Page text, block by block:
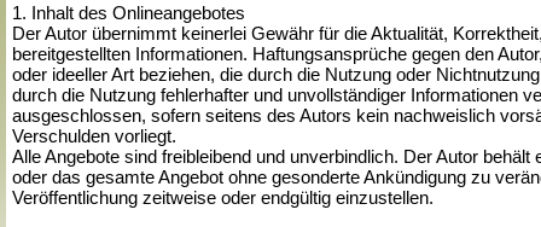
1. Inhalt des Onlineangebotes
Der Autor übernimmt keinerlei Gewähr für die Aktualität,
bereitgestellten Informationen. Haftungsansprüche gegen den
oder ideeller Art beziehen, die durch die Nutzung oder
durch die Nutzung fehlerhafter und unvollständiger Informationen
ausgeschlossen, sofern seitens des Autors kein nachweislich
Verschulden vorliegt.
Alle Angebote sind freibleibend und unverbindlich. Der Autor
oder das gesamte Angebot ohne gesonderte Ankündigung zu
Veröffentlichung zeitweise oder endgültig einzustellen.